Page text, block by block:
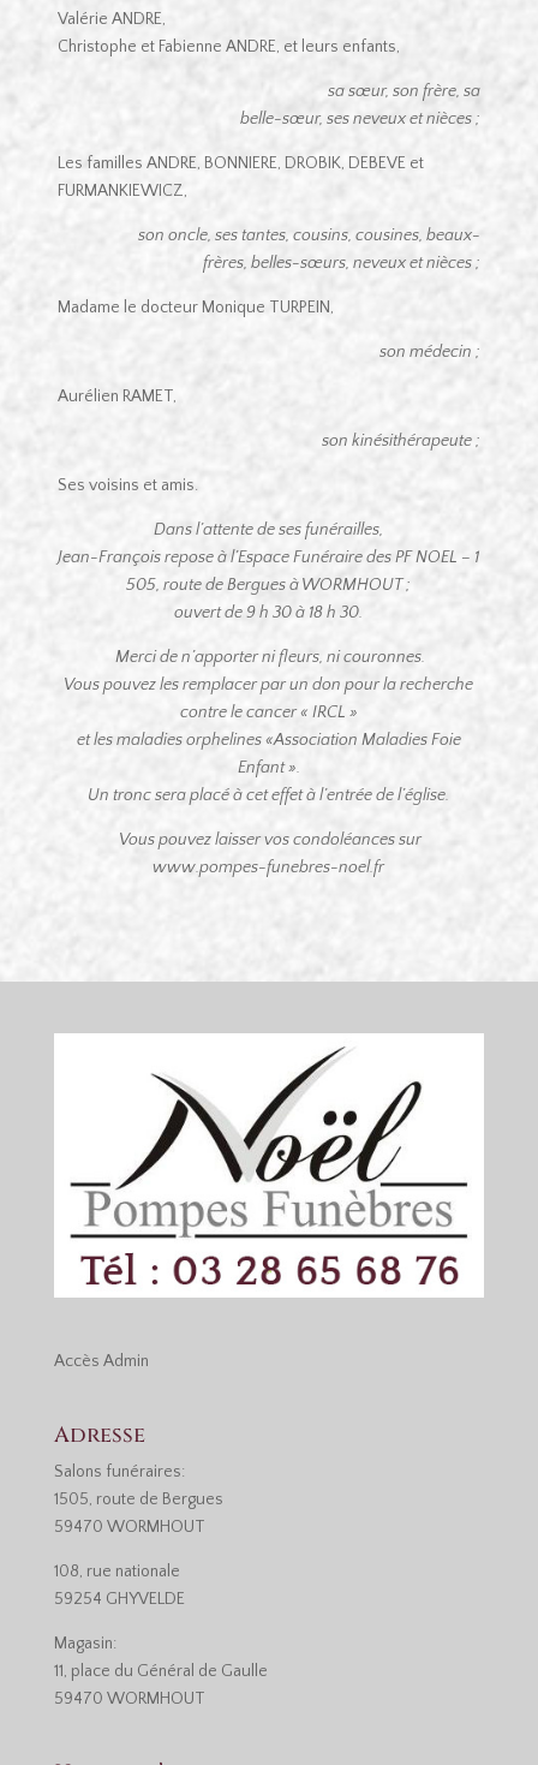
Valérie ANDRE,
Christophe et Fabienne ANDRE, et leurs enfants,
sa sœur, son frère, sa
belle-sœur, ses neveux et nièces ;
Les familles ANDRE, BONNIERE, DROBIK, DEBEVE et
FURMANKIEWICZ,
son oncle, ses tantes, cousins, cousines, beaux-
frères, belles-sœurs, neveux et nièces ;
Madame le docteur Monique TURPEIN,
son médecin ;
Aurélien RAMET,
son kinésithérapeute ;
Ses voisins et amis.
Dans l’attente de ses funérailles,
Jean-François repose à l’Espace Funéraire des PF NOEL – 1
505, route de Bergues à WORMHOUT ;
ouvert de 9 h 30 à 18 h 30.
Merci de n’apporter ni fleurs, ni couronnes.
Vous pouvez les remplacer par un don pour la recherche
contre le cancer « IRCL »
et les maladies orphelines «Association Maladies Foie
Enfant ».
Un tronc sera placé à cet effet à l’entrée de l’église.
Vous pouvez laisser vos condoléances sur
www.pompes-funebres-noel.fr
Accès Admin
Adresse
Salons funéraires:
1505, route de Bergues
59470 WORMHOUT
108, rue nationale
59254 GHYVELDE
Magasin:
11, place du Général de Gaulle
59470 WORMHOUT